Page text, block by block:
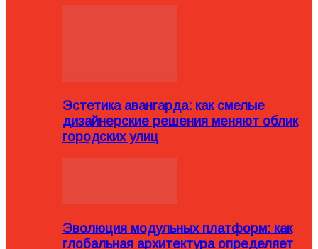
Эстетика авангарда: как смелые
дизайнерские решения меняют облик
городских улиц
Эволюция модульных платформ: как
глобальная архитектура определяет